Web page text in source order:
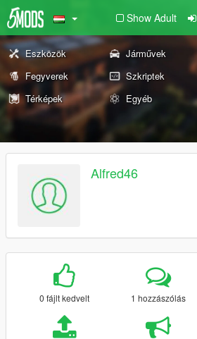
Show Adult
Eszközök Járművek
Fegyverek
Szkriptek
Térképek
Egyéb
Alfred46
0 fájlt kedvelt 1 hozzászólás